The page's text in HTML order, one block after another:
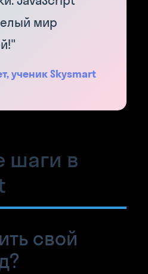
мир
ученик Skysmart
шаги в
свой